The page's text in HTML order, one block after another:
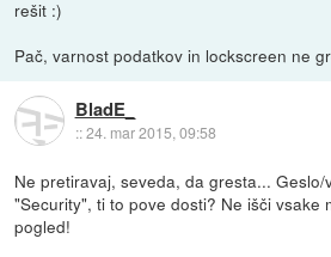
rešit :)
Pač, varnost podatkov in lockscreen ne
BladE_
::24. mar 2015, 09:58
Ne pretiravaj, seveda, da gresta...
"Security", ti to pove dosti? Ne išči vsake
pogled!